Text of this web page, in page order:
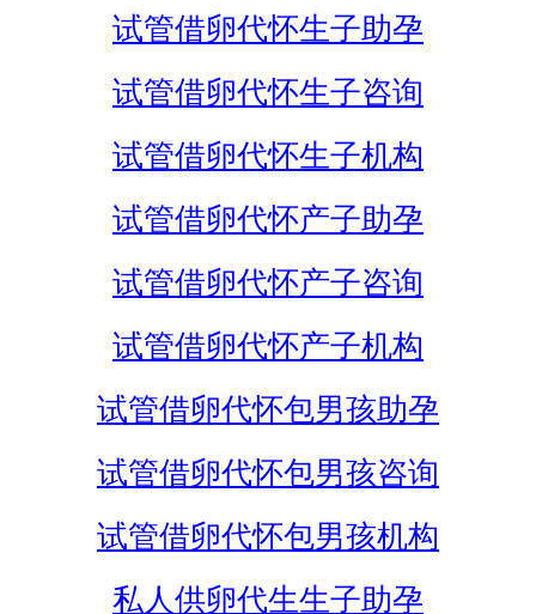
试管借卵代怀生子助孕
试管借卵代怀生子咨询
试管借卵代怀生子机构
试管借卵代怀产子助孕
试管借卵代怀产子咨询
试管借卵代怀产子机构
试管借卵代怀包男孩助孕
试管借卵代怀包男孩咨询
试管借卵代怀包男孩机构
私人供卵代生生子助孕